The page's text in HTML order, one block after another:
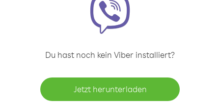
Du hast noch kein Viber installiert?
Jetzt herunterladen